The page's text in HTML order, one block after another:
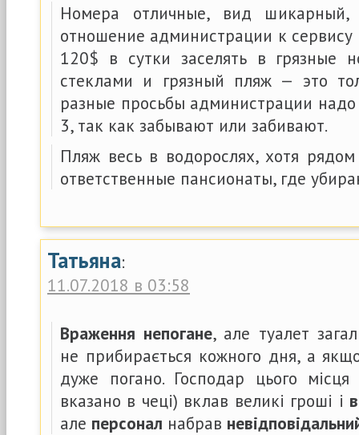
Номера отличные, вид шикарный,
отношение администрации к сервису
120$ в сутки заселять в грязные
стеклами и грязный пляж — это
разные просьбы администрации
3, так как забывают или забивают.
Пляж весь в водорослях, хотя
ответственные пансионаты, где
Татьяна:
11.07.2018 в 03:58
Враження непогане, але туалет
не прибирається кожного дня, а
дуже погано. Господар цього
вказано в чеці) вклав великі гроші і
але персонал набрав